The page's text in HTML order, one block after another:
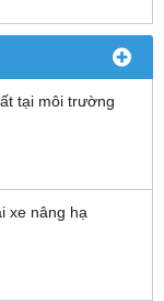
tại môi trường
xe nâng hạ